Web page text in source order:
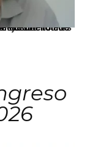
conforme al procedimiento establecido.